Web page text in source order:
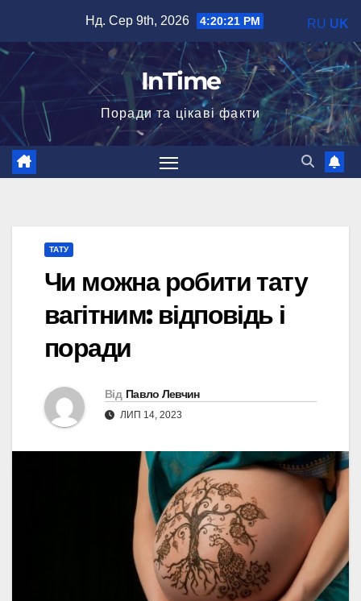
вмісту
Нд. Сер 9th, 2026 4:20:22 PM
InTime
Поради та цікаві факти
ТАТУ
Чи можна робити тату
вагітним: відповідь і
поради
Від Павло Левчин
ЛИП 14, 2023
RU UK